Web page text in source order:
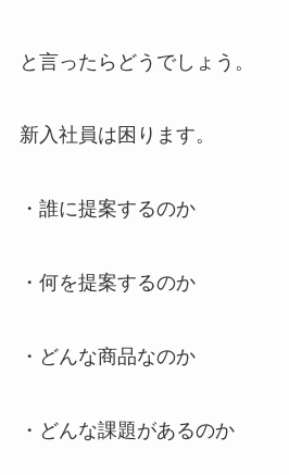
と言ったらどうでしょう。
新入社員は困ります。
・誰に提案するのか
・何を提案するのか
・どんな商品なのか
・どんな課題があるのか